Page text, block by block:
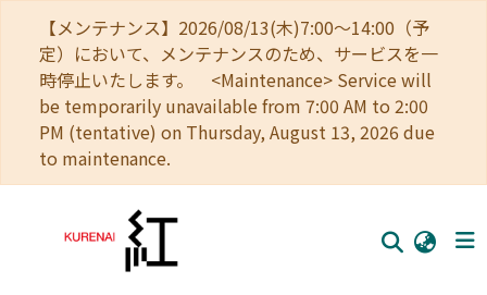
【メンテナンス】2026/08/13(木)7:00～14:00（予
定）において、メンテナンスのため、サービスを一
時停止いたします。 <Maintenance> Service will
be temporarily unavailable from 7:00 AM to 2:00
PM (tentative) on Thursday, August 13, 2026 due
to maintenance.